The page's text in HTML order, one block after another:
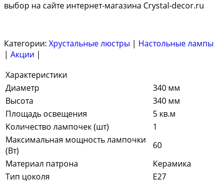
выбор на сайте интернет-магазина Crystal-decor.ru
Категории: Хрустальные люстры | Настольные лампы
| Акции |
Характеристики
Диаметр
340 мм
Высота
340 мм
Площадь освещения
5 кв.м
Количество лампочек (шт)
1
Максимальная мощность лампочки
(Вт)
60
Материал патрона
Керамика
Тип цоколя
E27